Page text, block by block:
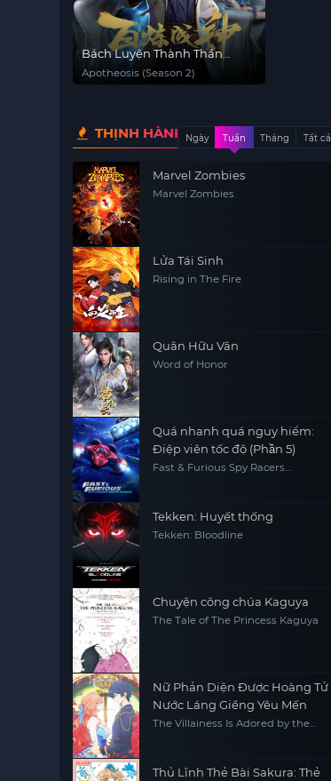
Bách Luyện Thành Thần
(Phần 2)
Apotheosis (Season 2)
THỊNH HÀNHNgày Tuần Tháng Tất cả
Marvel Zombies
Marvel Zombies
Lửa Tái Sinh
Rising in The Fire
Quân Hữu Vân
Word of Honor
Quá nhanh quá nguy hiểm:
Điệp viên tốc độ (Phần 5)
Fast & Furious Spy Racers
Tekken: Huyết thống
Tekken: Bloodline
Chuyện công chúa Kaguya
The Tale of The Princess Kaguya
Nữ Phản Diện Được Hoàng Tử
Nước Láng Giềng Yêu Mến
The Villainess Is Adored by the
Thủ Lĩnh Thẻ Bài Sakura: Thẻ